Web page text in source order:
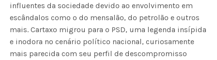
influentes da sociedade devido ao envolvimento em
escândalos como o do mensalão, do petrolão e outros
mais. Cartaxo migrou para o PSD, uma legenda insípida
e inodora no cenário político nacional, curiosamente
mais parecida com seu perfil de descompromisso